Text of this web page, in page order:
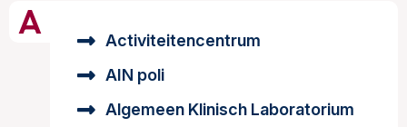
A
Activiteitencentrum
AIN poli
Algemeen Klinisch Laboratorium